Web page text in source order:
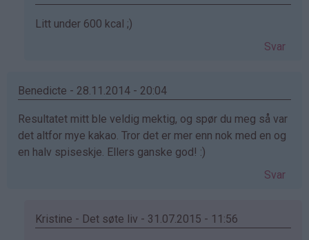
bekreftet)
Som
Anorektiker
bekreftet)
Litt under 600 kcal ;)
Svar
Benedicte - 28.11.2014 - 20:04
Resultatet mitt ble veldig mektig, og spør du meg så var
det altfor mye kakao. Tror det er mer enn nok med en og
en halv spiseskje. Ellers ganske god! :)
Svar
Kristine - Det søte liv - 31.07.2015 - 11:56